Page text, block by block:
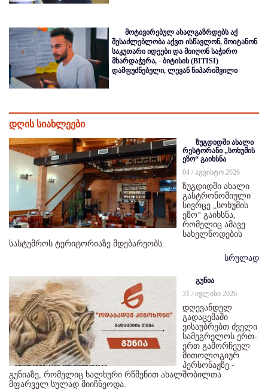
მოტივირებულ ახალგაზრდებს აქ
შესაძლებლობა აქვთ ისწავლონ, მოიტანონ
საკუთარი იდეები და მიიღონ საჭირო
მხარდაჭერა, - ბიტისის (BITISI)
დამფუძნებელი, ლევან ნიპარიშვილი
დღის სიახლეები
ზუგდიდში ახალი
რესტორანი „სოხუმის
ეზო“ გაიხსნა
04 / აგვისტო 2026
ზუგდიდში ახალი
გასტრონომიული
სივრცე „სოხუმის
ეზო“ გაიხსნა,
რომელიც ამავე
სახელწოდების
სასტუმროს ტერიტორიაზე მდებარეობს.
სრულად
გუნია
31 / ივლისი 2026
დღევანდელ
გადაცემაში
ვისაუბრებთ ძველი
სამეგრელოს ერთ-
ერთ გამორჩეულ
მითოლოგიურ
პერსონაჟზე -
გუნიაზე, რომელიც ხალხური რწმენით ახალშობილთა
მფარველ სულად მიიჩნეოდა.